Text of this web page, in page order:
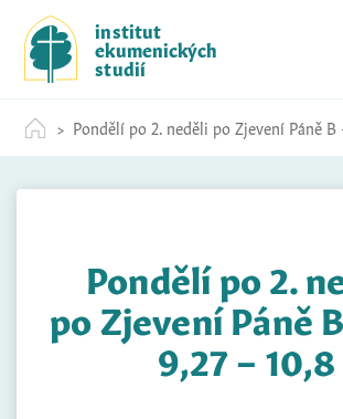
c
institut
ekumenických
studií
Pondělí po 2. neděli po Zjevení Páně B
Pondělí po 2.
po Zjevení Páně
9,27 – 10,8